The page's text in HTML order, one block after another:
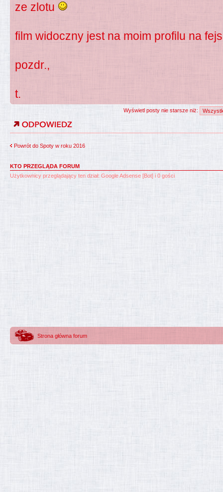
ze zlotu
film widoczny jest na moim profilu na
pozdr.,
t.
Wyświetl posty nie starsze niż:
Powrót do Spoty w roku 2016
KTO PRZEGLĄDA FORUM
Użytkownicy przeglądający ten dział: Google Adsense [Bot] i 0 gości
Strona główna forum